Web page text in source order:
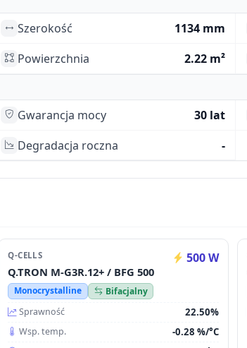
Szerokość 1134 mm
Powierzchnia 2.22 m²
Gwarancja mocy 30 lat
Degradacja roczna -
Q-CELLS 500 W
Q.TRON M-G3R.12+ / BFG 500
Monocrystalline
Bifacjalny
Sprawność
22.50%
Wsp. temp. -0.28 %/°C